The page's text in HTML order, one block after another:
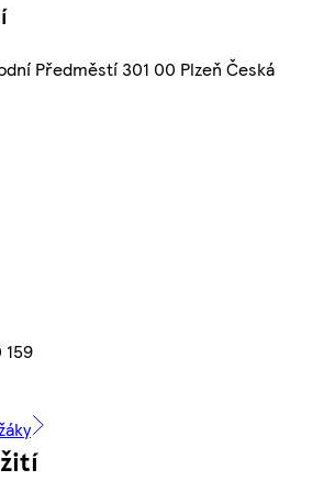
Předměstí 301 00 Plzeň Česká